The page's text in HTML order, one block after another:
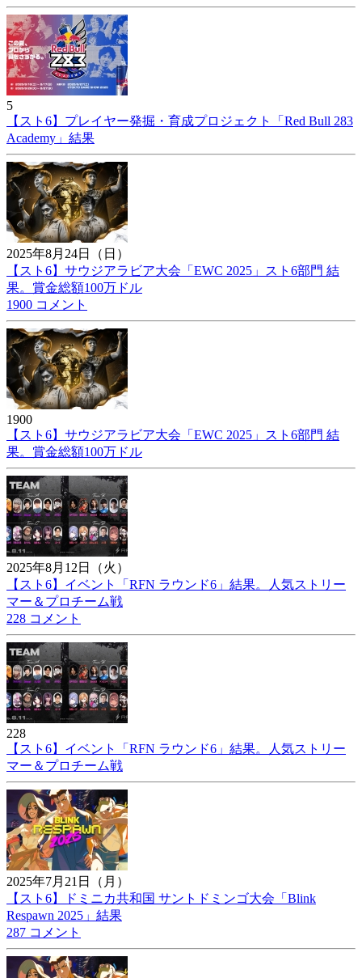
5
【スト6】プレイヤー発掘・育成プロジェクト「Red Bull 283
Academy」結果
2025年8月24日（日）
【スト6】サウジアラビア大会「EWC 2025」スト6部門 結
果。賞金総額100万ドル
1900 コメント
1900
【スト6】サウジアラビア大会「EWC 2025」スト6部門 結
果。賞金総額100万ドル
2025年8月12日（火）
【スト6】イベント「RFN ラウンド6」結果。人気ストリー
マー＆プロチーム戦
228 コメント
228
【スト6】イベント「RFN ラウンド6」結果。人気ストリー
マー＆プロチーム戦
2025年7月21日（月）
【スト6】ドミニカ共和国 サントドミンゴ大会「Blink
Respawn 2025」結果
287 コメント